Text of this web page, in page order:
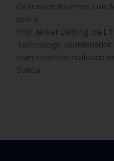
Os nossos docentes Luís
com o
Prof. Jerker Delsing, da
Technology,
num encontro realizado
Suécia